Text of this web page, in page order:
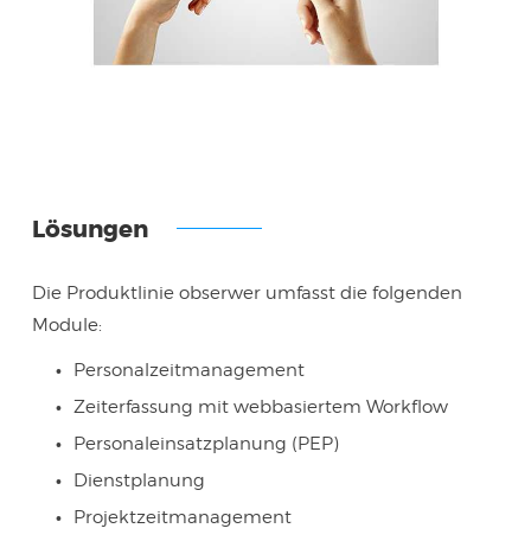
Lösungen
Die Produktlinie obserwer umfasst die folgenden
Module:
Personalzeitmanagement
Zeiterfassung mit webbasiertem Workflow
Personaleinsatzplanung (PEP)
Dienstplanung
Projektzeitmanagement